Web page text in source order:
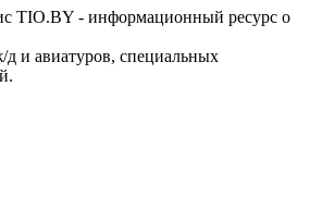
TIO.BY - информационный ресурс о
и авиатуров, специальных